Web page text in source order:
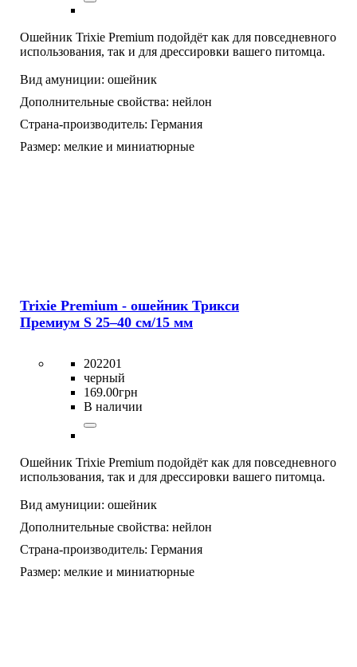
Ошейник Trixie Premium подойдёт как для повседневного
использования, так и для дрессировки вашего питомца.
Вид амуниции: ошейник
Дополнительные свойства: нейлон
Страна-производитель: Германия
Размер: мелкие и миниатюрные
Trixie Premium - ошейник Трикси
Премиум S 25–40 см/15 мм
202201
черный
169.00грн
В наличии
Ошейник Trixie Premium подойдёт как для повседневного
использования, так и для дрессировки вашего питомца.
Вид амуниции: ошейник
Дополнительные свойства: нейлон
Страна-производитель: Германия
Размер: мелкие и миниатюрные